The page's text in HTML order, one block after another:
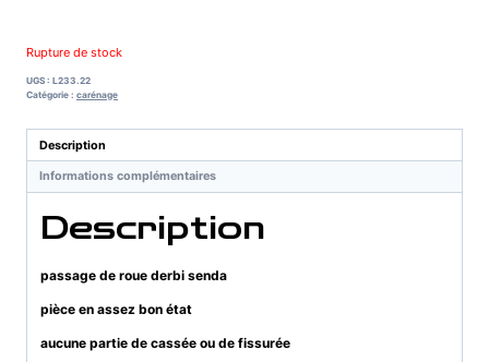
Rupture de stock
UGS : L233.22
Catégorie : carénage
Description
Informations complémentaires
Description
passage de roue derbi senda
pièce en assez bon état
aucune partie de cassée ou de fissurée